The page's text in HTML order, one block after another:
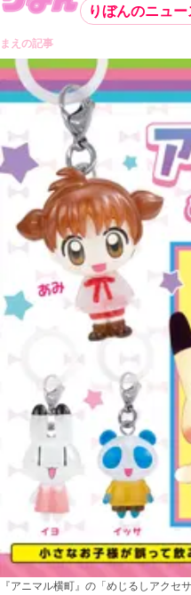
りぼんのニュー
まえの記事
『アニマル横町』の「めじるしアクセ